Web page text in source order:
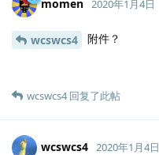
momen 2020年1月4日
wcswcs4 附件？
wcswcs4回复了此帖
wcswcs4 2020年1月4日